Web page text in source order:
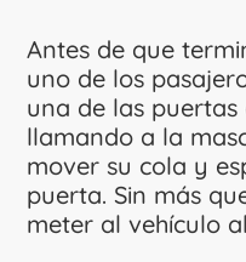
Antes de que
uno de los
una de las
llamando a la
mover su cola y
puerta. Sin más
meter al vehículo